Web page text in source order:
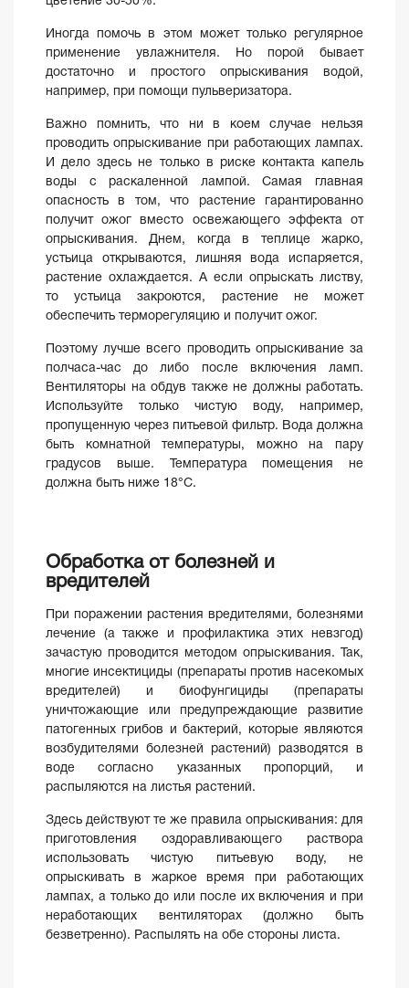
Иногда помочь в этом может только регулярное
применение увлажнителя. Но порой бывает
достаточно и простого опрыскивания водой,
например, при помощи пульверизатора.
Важно помнить, что ни в коем случае нельзя
проводить опрыскивание при работающих лампах.
И дело здесь не только в риске контакта капель
воды с раскаленной лампой. Самая главная
опасность в том, что растение гарантированно
получит ожог вместо освежающего эффекта от
опрыскивания. Днем, когда в теплице жарко,
устьица открываются, лишняя вода испаряется,
растение охлаждается. А если опрыскать листву,
то устьица закроются, растение не может
обеспечить терморегуляцию и получит ожог.
Поэтому лучше всего проводить опрыскивание за
полчаса-час до либо после включения ламп.
Вентиляторы на обдув также не должны работать.
Используйте только чистую воду, например,
пропущенную через питьевой фильтр. Вода должна
быть комнатной температуры, можно на пару
градусов выше. Температура помещения не
должна быть ниже 18°С.
Обработка от болезней и
вредителей
При поражении растения вредителями, болезнями
лечение (а также и профилактика этих невзгод)
зачастую проводится методом опрыскивания. Так,
многие инсектициды (препараты против насекомых
вредителей) и биофунгициды (препараты
уничтожающие или предупреждающие развитие
патогенных грибов и бактерий, которые являются
возбудителями болезней растений) разводятся в
воде согласно указанных пропорций, и
распыляются на листья растений.
Здесь действуют те же правила опрыскивания: для
приготовления оздоравливающего раствора
использовать чистую питьевую воду, не
опрыскивать в жаркое время при работающих
лампах, а только до или после их включения и при
неработающих вентиляторах (должно быть
безветренно). Распылять на обе стороны листа.